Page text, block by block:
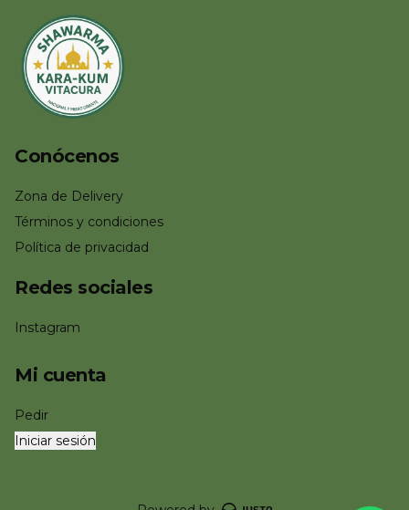
Conócenos
Zona de Delivery
Términos y condiciones
Política de privacidad
Redes sociales
Instagram
Mi cuenta
Pedir
Iniciar sesión